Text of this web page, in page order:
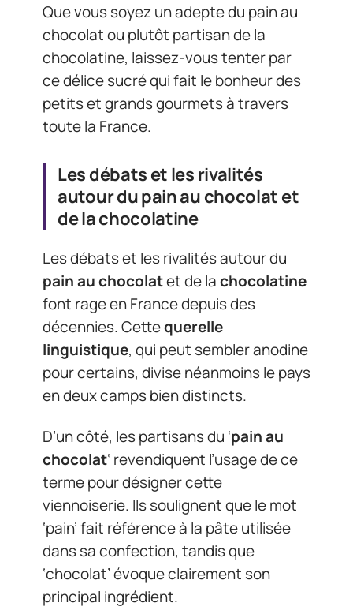
Que vous soyez un adepte du pain au
chocolat ou plutôt partisan de la
chocolatine, laissez-vous tenter par
ce délice sucré qui fait le bonheur des
petits et grands gourmets à travers
toute la France.
Les débats et les rivalités
autour du pain au chocolat et
de la chocolatine
Les débats et les rivalités autour du
pain au chocolatet de lachocolatine
font rage en France depuis des
décennies. Cettequerelle
linguistique, qui peut sembler anodine
pour certains, divise néanmoins le pays
en deux camps bien distincts.
D’un côté, les partisans du ‘pain au
chocolat‘ revendiquent l’usage de ce
terme pour désigner cette
viennoiserie. Ils soulignent que le mot
‘pain’ fait référence à la pâte utilisée
dans sa confection, tandis que
‘chocolat’ évoque clairement son
principal ingrédient.